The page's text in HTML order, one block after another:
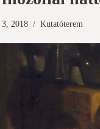
3, 2018 Kutatóterem